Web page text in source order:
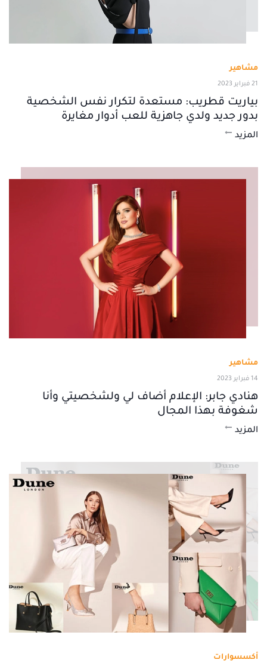
مشاهير
21 فبراير 2023
بياريت قطريب: مستعدة لتكرار نفس الشخصية
بدور جديد ولدي جاهزية للعب أدوار مغايرة
المزيد
مشاهير
14 فبراير 2023
هنادي جابر: الإعلام أضاف لي ولشخصيتي وأنا
شغوفة بهذا المجال
المزيد
أكسسوارات